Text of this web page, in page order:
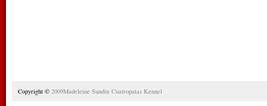
Copyright © 2009Madeleine Sundin Cuatropatas Kennel